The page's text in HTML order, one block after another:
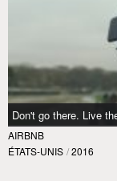
Don't go there. Live
AIRBNB
ÉTATS-UNIS / 2016